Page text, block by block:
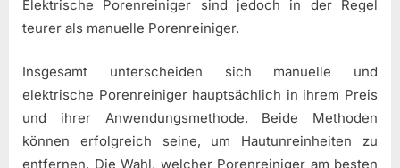
Elektrische Porenreiniger sind jedoch in der Regel
teurer als manuelle Porenreiniger.
Insgesamt unterscheiden sich manuelle und
elektrische Porenreiniger hauptsächlich in ihrem Preis
und ihrer Anwendungsmethode. Beide Methoden
können erfolgreich seine, um Hautunreinheiten zu
entfernen. Die Wahl, welcher Porenreiniger am besten